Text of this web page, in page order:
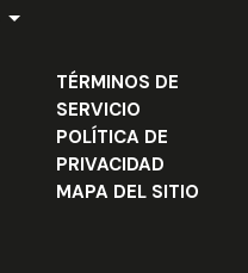
TÉRMINOS DE
SERVICIO
POLÍTICA DE
PRIVACIDAD
MAPA DEL SITIO